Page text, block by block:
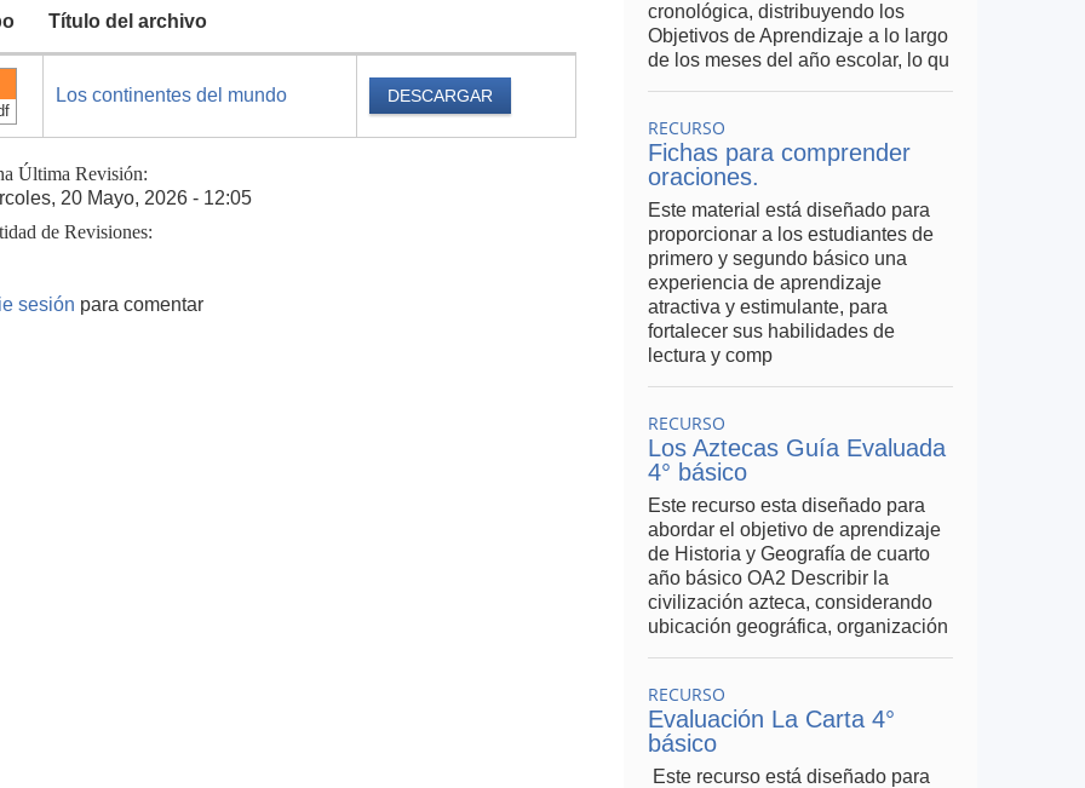
Título del archivo
Los continentes del mundo DESCARGAR
Última Revisión:
20 Mayo, 2026 - 12:05
de Revisiones:
sesión para comentar
cronológica, distribuyendo los
Objetivos de Aprendizaje a lo largo
de los meses del año escolar, lo qu
RECURSO
Fichas para comprender
oraciones.
Este material está diseñado para
proporcionar a los estudiantes de
primero y segundo básico una
experiencia de aprendizaje
atractiva y estimulante, para
fortalecer sus habilidades de
lectura y comp
RECURSO
Los Aztecas Guía Evaluada
4° básico
Este recurso esta diseñado para
abordar el objetivo de aprendizaje
de Historia y Geografía de cuarto
año básico OA2 Describir la
civilización azteca, considerando
ubicación geográfica, organización
RECURSO
Evaluación La Carta 4°
básico
Este recurso está diseñado para